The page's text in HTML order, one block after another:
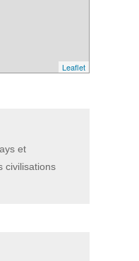
Leaflet
et
civilisations